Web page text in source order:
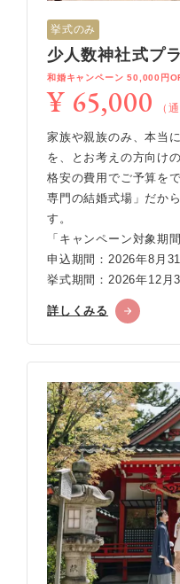
挙式のみ
少人数神社式プ
和婚キャンペーン 50,000円
¥ 65,000 （
家族や親族のみ、本当
を、とお考えの方向け
格安の費用でご予算を
専門の結婚式場」だか
す。
「キャンペーン対象期間
申込期間：2026年8月
挙式期間：2026年12月
詳しくみる